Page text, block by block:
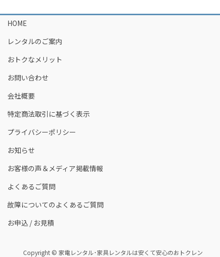
HOME
レンタルのご案内
おトクなメリット
お問い合わせ
会社概要
特定商法取引に基づく表示
プライバシーポリシー
お知らせ
お客様の声＆メディア掲載情報
よくあるご質問
故障についてのよくあるご質問
お申込 / お見積
Copyright © 家電レンタル･家具レンタルは安くて安心のおトクレン